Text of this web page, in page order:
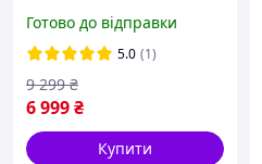
із мірною колбою для
видалення
відпрацьованої оливи
Готово до відправки
5.0 (1)
6 999₴
9 299 ₴
Купити